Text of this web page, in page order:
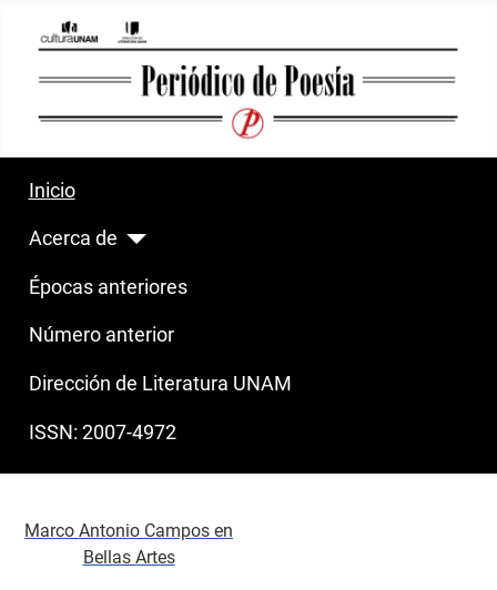
Inicio
Acerca de
Épocas anteriores
Número anterior
Dirección de Literatura UNAM
ISSN: 2007-4972
Marco Antonio Campos en
Bellas Artes